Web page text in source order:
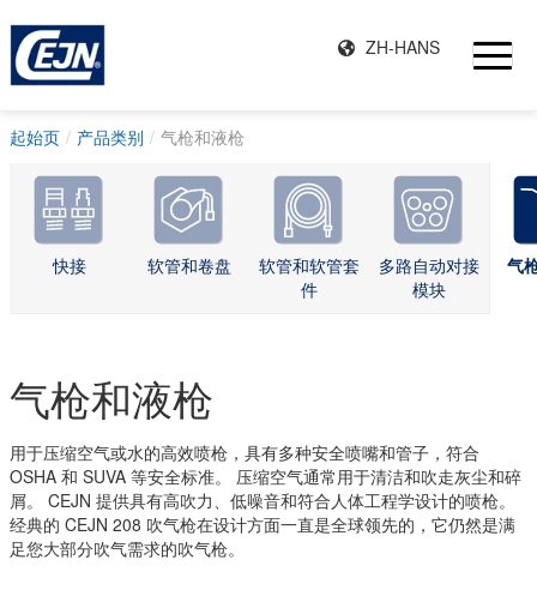
ZH-HANS
起始页 产品类别 气枪和液枪
快接 软管和卷盘
软管和软管套
件
多路自动对接
模块
气
气枪和液枪
用于压缩空气或水的高效喷枪，具有多种安全喷嘴和管子，符合
OSHA 和 SUVA 等安全标准。 压缩空气通常用于清洁和吹走灰尘和碎
屑。 CEJN 提供具有高吹力、低噪音和符合人体工程学设计的喷枪。
经典的 CEJN 208 吹气枪在设计方面一直是全球领先的，它仍然是满
足您大部分吹气需求的吹气枪。